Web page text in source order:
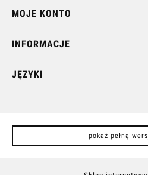
MOJE KONTO
INFORMACJE
JĘZYKI
pokaż pełną